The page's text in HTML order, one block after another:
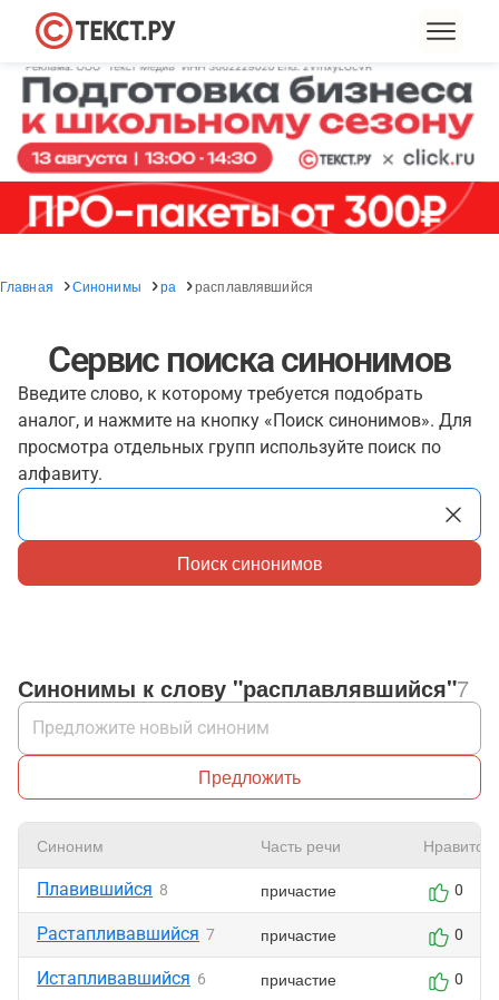
Главная Синонимы ра расплавлявшийся
Сервис поиска синонимов
Введите слово, к которому требуется подобрать
аналог, и нажмите на кнопку «Поиск синонимов». Для
просмотра отдельных групп используйте поиск по
алфавиту.
Поиск синонимов
Синонимы к слову "расплавлявшийся"7
Предложить
Синоним Часть речи Нравится
Плавившийся 8 причастие 0
Растапливавшийся 7 причастие 0
Истапливавшийся 6 причастие 0